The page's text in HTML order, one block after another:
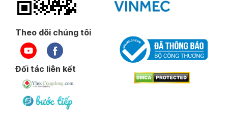
Theo dõi chúng tôi
Đối tác liên kết